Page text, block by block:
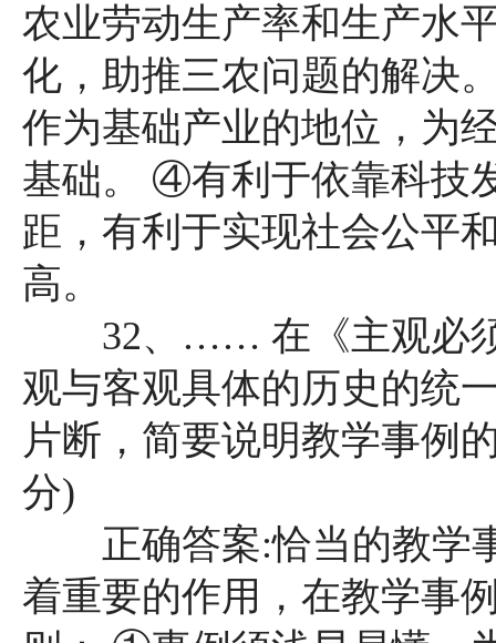
农业劳动生产率和生产水
化，助推三农问题的解决
作为基础产业的地位，为
基础。 ④有利于依靠科技
距，有利于实现社会公平
高。
32、…… 在《主观必须
观与客观具体的历史的统
片断，简要说明教学事例
分)
正确答案:恰当的教学
着重要的作用，在教学事